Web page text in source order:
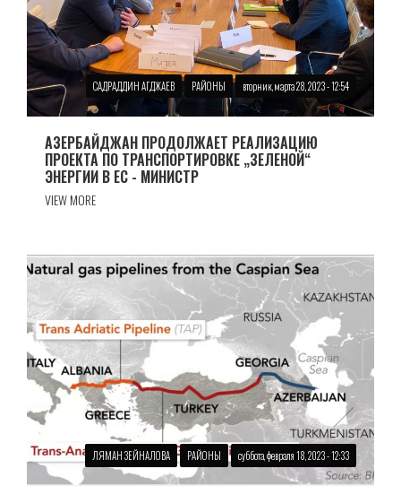
САДРАДДИН АГДЖАЕВ РАЙОНЫ вторник, марта 28, 2023 - 12:54
АЗЕРБАЙДЖАН ПРОДОЛЖАЕТ РЕАЛИЗАЦИЮ
ПРОЕКТА ПО ТРАНСПОРТИРОВКЕ „ЗЕЛЕНОЙ“
ЭНЕРГИИ В ЕС - МИНИСТР
VIEW MORE
ЛЯМАН ЗЕЙНАЛОВА РАЙОНЫ суббота, февраля 18, 2023 - 12:33